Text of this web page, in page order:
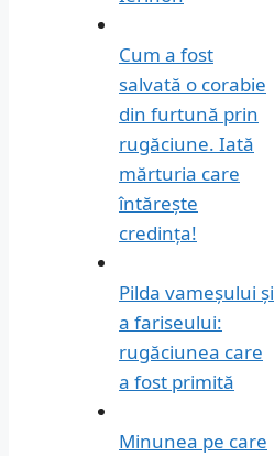
Cum a fost
salvată o corabie
din furtună prin
rugăciune. Iată
mărturia care
întărește
credința!
Pilda vameșului și
a fariseului:
rugăciunea care
a fost primită
Minunea pe care